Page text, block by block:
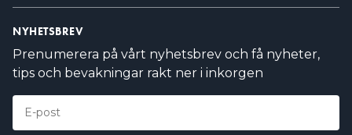
NYHETSBREV
Prenumerera på vårt nyhetsbrev och få nyheter,
tips och bevakningar rakt ner i inkorgen